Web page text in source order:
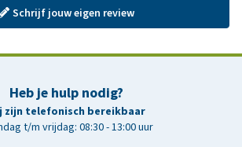
Schrijf jouw eigen review
Heb je hulp nodig?
zijn telefonisch bereikbaar
t/m vrijdag: 08:30 - 13:00 uur